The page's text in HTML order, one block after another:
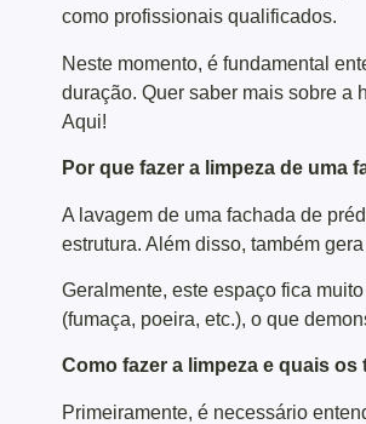
como profissionais qualificados.
Neste momento, é fundamental
duração. Quer saber mais sobre a
Aqui!
Por que fazer a limpeza de uma
A lavagem de uma fachada de
estrutura. Além disso, também
Geralmente, este espaço fica
(fumaça, poeira, etc.), o que
Como fazer a limpeza e quais
Primeiramente, é necessário